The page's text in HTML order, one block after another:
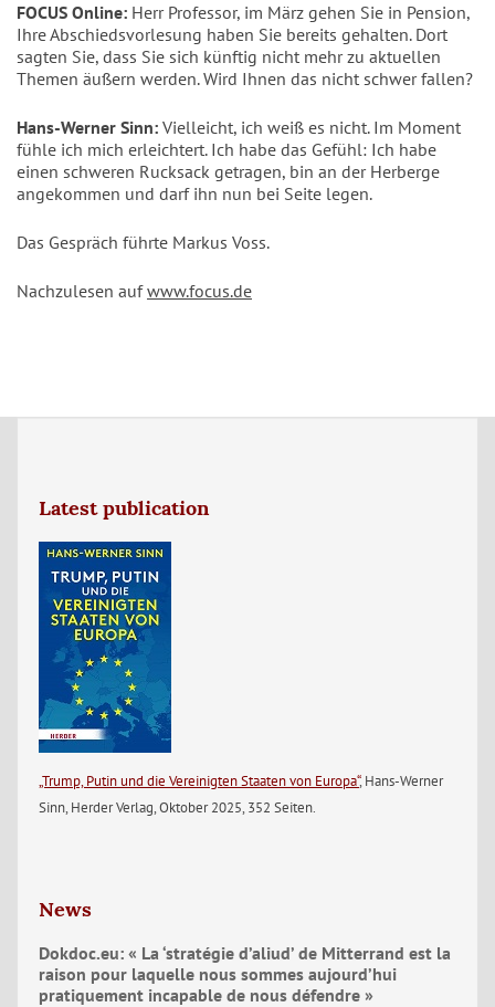
FOCUS Online: Herr Professor, im März gehen Sie in Pension,
Ihre Abschiedsvorlesung haben Sie bereits gehalten. Dort
sagten Sie, dass Sie sich künftig nicht mehr zu aktuellen
Themen äußern werden. Wird Ihnen das nicht schwer fallen?
Hans-Werner Sinn: Vielleicht, ich weiß es nicht. Im Moment
fühle ich mich erleichtert. Ich habe das Gefühl: Ich habe
einen schweren Rucksack getragen, bin an der Herberge
angekommen und darf ihn nun bei Seite legen.
Das Gespräch führte Markus Voss.
Nachzulesen aufwww.focus.de
Latest publication
„Trump, Putin und die Vereinigten Staaten von Europa“, Hans-Werner
Sinn, Herder Verlag, Oktober 2025, 352 Seiten.
News
Dokdoc.eu: « La ‘stratégie d’aliud’ de Mitterrand est la
raison pour laquelle nous sommes aujourd’hui
pratiquement incapable de nous défendre »